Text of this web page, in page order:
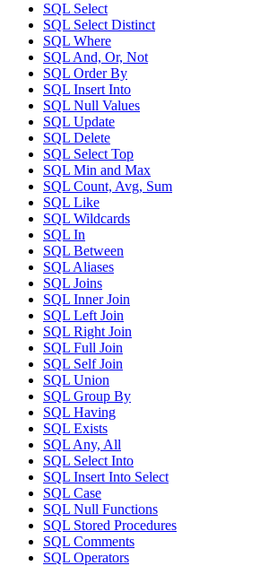
SQL Select
SQL Select Distinct
SQL Where
SQL And, Or, Not
SQL Order By
SQL Insert Into
SQL Null Values
SQL Update
SQL Delete
SQL Select Top
SQL Min and Max
SQL Count, Avg, Sum
SQL Like
SQL Wildcards
SQL In
SQL Between
SQL Aliases
SQL Joins
SQL Inner Join
SQL Left Join
SQL Right Join
SQL Full Join
SQL Self Join
SQL Union
SQL Group By
SQL Having
SQL Exists
SQL Any, All
SQL Select Into
SQL Insert Into Select
SQL Case
SQL Null Functions
SQL Stored Procedures
SQL Comments
SQL Operators